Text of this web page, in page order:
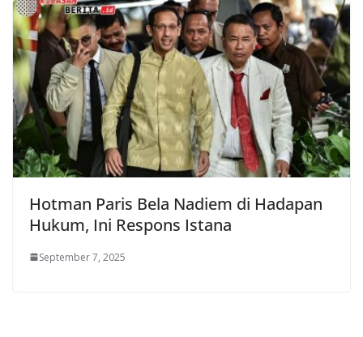
Hotman Paris Bela Nadiem di Hadapan
Hukum, Ini Respons Istana
September 7, 2025